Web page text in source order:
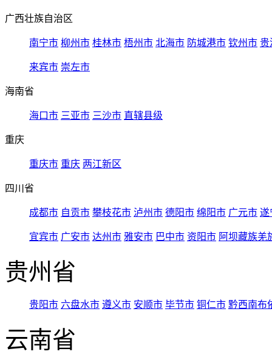
广西壮族自治区
南宁市 柳州市 桂林市 梧州市 北海市 防城港市 钦州市 贵
来宾市 崇左市
海南省
海口市 三亚市 三沙市 直辖县级
重庆
重庆市 重庆 两江新区
四川省
成都市 自贡市 攀枝花市 泸州市 德阳市 绵阳市 广元市 遂
宜宾市 广安市 达州市 雅安市 巴中市 资阳市 阿坝藏族羌
贵州省
贵阳市 六盘水市 遵义市 安顺市 毕节市 铜仁市 黔西南布
云南省